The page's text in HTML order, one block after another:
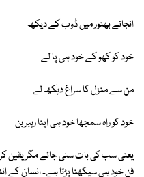
انجانے بھنور میں ڈوب کے دیکھ
خود کو کھو کے خود ہی پا لے
من سے منزل کا سراغ دیکھ لے
خود کو راہ سمجھا خود ہی اپنا رہبر بن
یعنی سب کی بات سنی جائے مگر یقین
فن خود ہی سیکھنا پڑتا ہے۔ انسان کے